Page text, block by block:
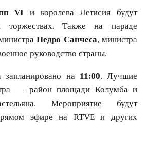
VI и королева Летисия будут
торжествах. Также на параде
Педро Санчеса, министра
руководство страны.
запланировано на 11:00. Лучшие
— район площади Колумба и
Мероприятие будут
эфире на RTVE и других